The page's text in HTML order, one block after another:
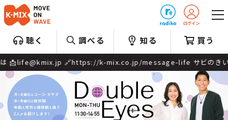
聴く 調べる 知る 買う
🔗https://k-mix.co.jp/message-life サビのきいたメッ...